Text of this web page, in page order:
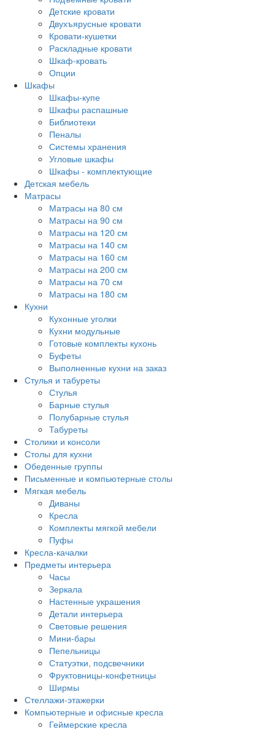
Детские кровати
Двухъярусные кровати
Кровати-кушетки
Раскладные кровати
Шкаф-кровать
Опции
Шкафы
Шкафы-купе
Шкафы распашные
Библиотеки
Пеналы
Системы хранения
Угловые шкафы
Шкафы - комплектующие
Детская мебель
Матрасы
Матрасы на 80 см
Матрасы на 90 см
Матрасы на 120 см
Матрасы на 140 см
Матрасы на 160 см
Матрасы на 200 см
Матрасы на 70 см
Матрасы на 180 см
Кухни
Кухонные уголки
Кухни модульные
Готовые комплекты кухонь
Буфеты
Выполненные кухни на заказ
Стулья и табуреты
Стулья
Барные стулья
Полубарные стулья
Табуреты
Столики и консоли
Столы для кухни
Обеденные группы
Письменные и компьютерные столы
Мягкая мебель
Диваны
Кресла
Комплекты мягкой мебели
Пуфы
Кресла-качалки
Предметы интерьера
Часы
Зеркала
Настенные украшения
Детали интерьера
Световые решения
Мини-бары
Пепельницы
Статуэтки, подсвечники
Фруктовницы-конфетницы
Ширмы
Стеллажи-этажерки
Компьютерные и офисные кресла
Геймерские кресла